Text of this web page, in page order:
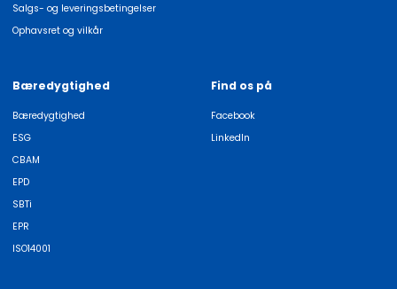
Salgs- og leveringsbetingelser
Ophavsret og vilkår
Bæredygtighed
Bæredygtighed
ESG
CBAM
EPD
SBTi
EPR
ISO14001
Find os på
Facebook
LinkedIn